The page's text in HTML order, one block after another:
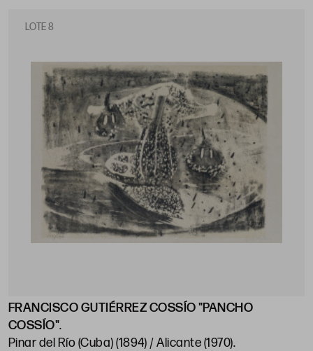
LOTE 8
FRANCISCO GUTIÉRREZ COSSÍO "PANCHO
COSSÍO".
Pinar del Río (Cuba) (1894) / Alicante (1970).